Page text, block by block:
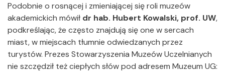
Podobnie o rosnącej i zmieniającej się roli muzeów
akademickich mówił dr hab. Hubert Kowalski, prof. UW,
podkreślając, że często znajdują się one w sercach
miast, w miejscach tłumnie odwiedzanych przez
turystów. Prezes Stowarzyszenia Muzeów Uczelnianych
nie szczędził też ciepłych słów pod adresem Muzeum UG: